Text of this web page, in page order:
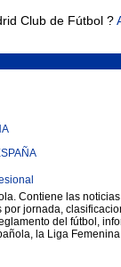
Club de Fútbol ?
Contiene las
jornada,
del fútbol,
la Liga